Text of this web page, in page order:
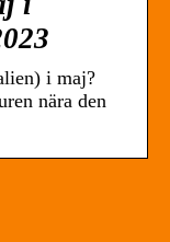
i maj?
nära den